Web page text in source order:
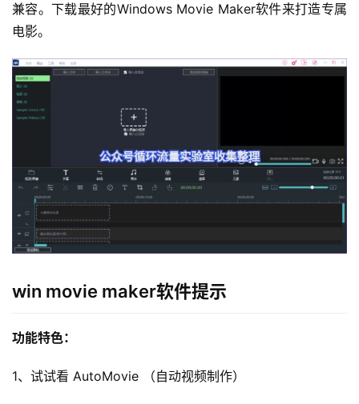
兼容。下载最好的Windows Movie Maker软件来打造专属
电影。
win movie maker软件提示
功能特色：
1、试试看 AutoMovie （自动视频制作）